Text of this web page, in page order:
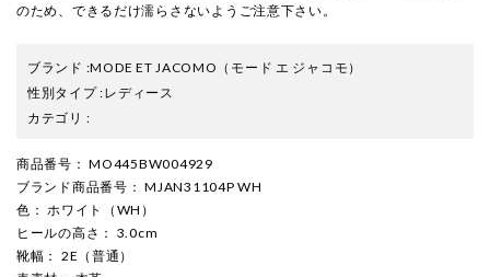
のため、できるだけ濡らさないようご注意下さい。
ブランド :MODE ET JACOMO （モード エ ジャコモ）
性別タイプ:レディース
カテゴリ :
商品番号 ： MO445BW004929
ブランド商品番号 ： MJAN31104P WH
色 ： ホワイト（WH）
ヒールの高さ ： 3.0cm
靴幅 ： 2E（普通）